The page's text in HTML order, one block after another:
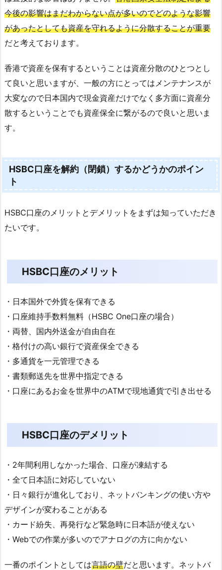
今後の影響はまだわからない点が多いのでどのような影響
があったとしても資産を守れるように分散することが重要
だと考えております。
香港で資産を保有するということは資産分散のひとつとし
て良いと思いますが、一般の方にとってはメンテナンスが
大変なので日本国内で現金資産だけでなく多方面に資産分
散するということでも資産保全に繋がるので良いと思いま
す。
HSBC口座を解約（閉鎖）するかどうかのポイン
ト
HSBC口座のメリットとデメリットをまずは知っていただき
たいです。
HSBC口座のメリット
・日本国外で外貨を保有できる
・口座維持手数料無料（HSBC One口座の場合）
・両替、国内外送金が自由自在
・格付けの高い銀行で資産保全できる
・多通貨を一元管理できる
・書類郵送先を世界中指定できる
・口座にあるお金を世界中のATMで現地通貨で引き出せる
HSBC口座のデメリット
・2年間利用しなかった場合、口座が凍結する
・全て日本語に対応していない
・日々銀行が進化しており、ネットバンキングの使い方や
デザインが変わることがある
・カード紛失、再発行など緊急時に日本語が使えない
・Webでの作業が多いのでアナログの方に向かない
一番のポイントとしては言語の壁だと思います。ネットバ